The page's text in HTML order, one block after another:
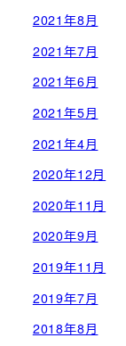
2021年8月
2021年7月
2021年6月
2021年5月
2021年4月
2020年12月
2020年11月
2020年9月
2019年11月
2019年7月
2018年8月